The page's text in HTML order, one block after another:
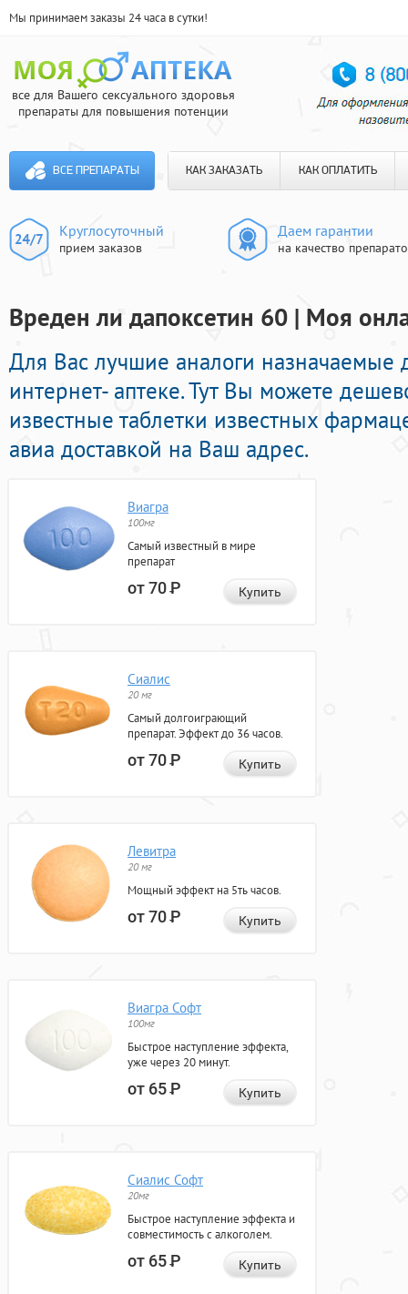
Мы принимаем заказы 24 часа в сутки!
все для Вашего сексуального здоровья
препараты для повышения потенции
ВСЕ ПРЕПАРАТЫ КАК ЗАКАЗАТЬ КАК ОПЛАТИТЬ
Круглосуточный
прием заказов
Даем гарантии
на качество
Вреден ли дапоксетин 60 | Моя
Для Вас лучшие аналоги назначаемые
интернет- аптеке. Тут Вы можете
известные таблетки известных
авиа доставкой на Ваш адрес.
Виагра
100мг
Самый известный в мире
препарат
от 70Р Купить
Сиалис
20 мг
Самый долгоиграющий
препарат. Эффект до 36 часов.
от 70Р Купить
Левитра
20 мг
Мощный эффект на 5ть часов.
от 70Р Купить
Виагра Софт
100мг
Быстрое наступление эффекта,
уже через 20 минут.
от 65Р Купить
Сиалис Софт
20мг
Быстрое наступление эффекта и
совместимость с алкоголем.
от 65Р Купить